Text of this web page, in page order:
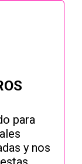
para
y nos